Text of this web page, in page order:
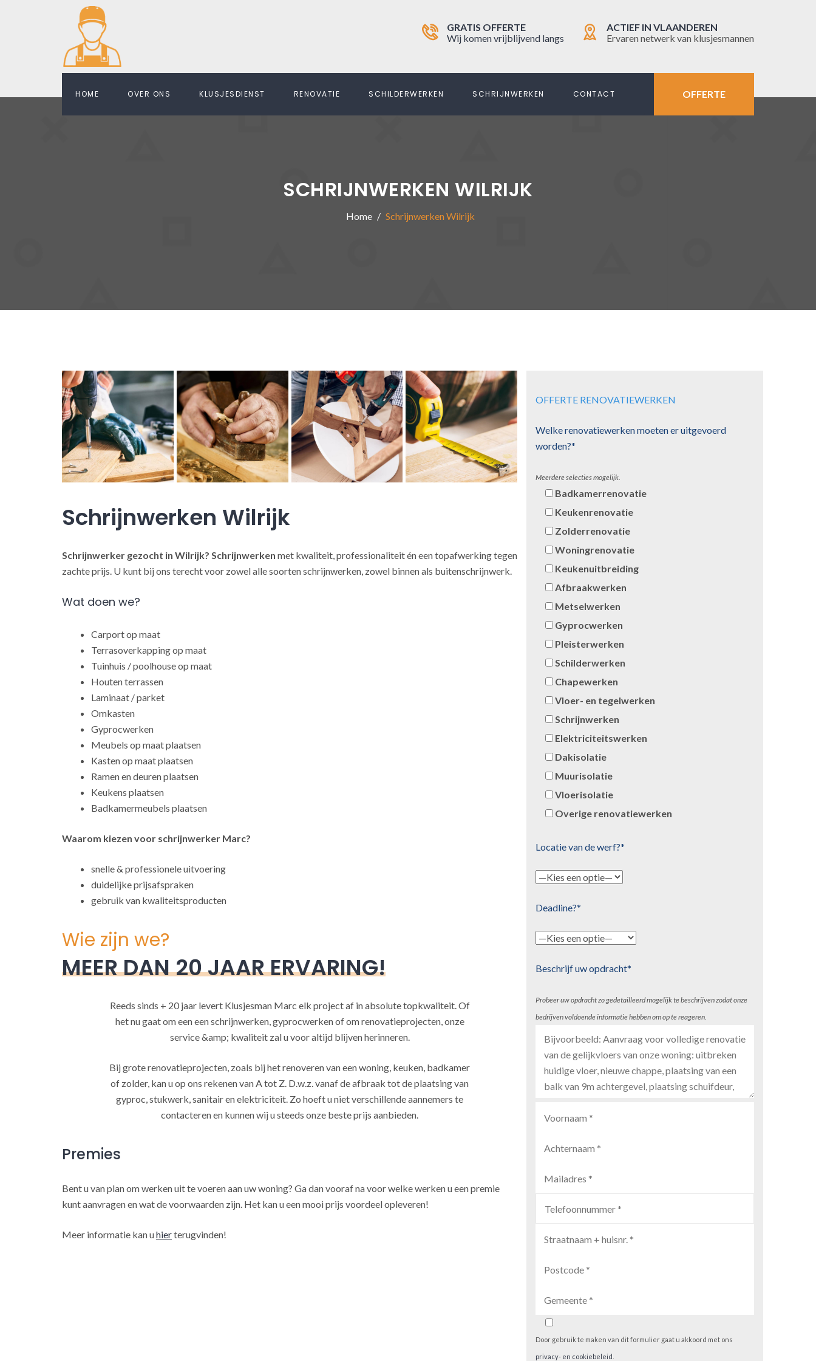
GRATIS OFFERTE
Wij komen vrijblijvend langs
ACTIEF IN VLAANDEREN
Ervaren netwerk van klusjesmannen
HOME OVER ONS KLUSJESDIENST RENOVATIE SCHILDERWERKEN SCHRIJNWERKEN CONTACT OFFERTE
SCHRIJNWERKEN WILRIJK
Home Schrijnwerken Wilrijk
Schrijnwerken Wilrijk
Schrijnwerker gezocht in Wilrijk? Schrijnwerken met kwaliteit, professionaliteit én een topafwerking tegen
zachte prijs. U kunt bij ons terecht voor zowel alle soorten schrijnwerken, zowel binnen als buitenschrijnwerk.
Wat doen we?
Carport op maat
Terrasoverkapping op maat
Tuinhuis / poolhouse op maat
Houten terrassen
Laminaat / parket
Omkasten
Gyprocwerken
Meubels op maat plaatsen
Kasten op maat plaatsen
Ramen en deuren plaatsen
Keukens plaatsen
Badkamermeubels plaatsen
Waarom kiezen voor schrijnwerker Marc?
snelle & professionele uitvoering
duidelijke prijsafspraken
gebruik van kwaliteitsproducten
Wie zijn we?
MEER DAN 20 JAAR ERVARING!
Reeds sinds + 20 jaar levert Klusjesman Marc elk project af in absolute topkwaliteit. Of
het nu gaat om een een schrijnwerken, gyprocwerken of om renovatieprojecten, onze
service &amp; kwaliteit zal u voor altijd blijven herinneren.
Bij grote renovatieprojecten, zoals bij het renoveren van een woning, keuken, badkamer
of zolder, kan u op ons rekenen van A tot Z. D.w.z. vanaf de afbraak tot de plaatsing van
gyproc, stukwerk, sanitair en elektriciteit. Zo hoeft u niet verschillende aannemers te
contacteren en kunnen wij u steeds onze beste prijs aanbieden.
Premies
Bent u van plan om werken uit te voeren aan uw woning? Ga dan vooraf na voor welke werken u een premie
kunt aanvragen en wat de voorwaarden zijn. Het kan u een mooi prijs voordeel opleveren!
Meer informatie kan uhierterugvinden!
OFFERTE RENOVATIEWERKEN
Welke renovatiewerken moeten er uitgevoerd
worden?*
Meerdere selecties mogelijk.
Badkamerrenovatie
Keukenrenovatie
Zolderrenovatie
Woningrenovatie
Keukenuitbreiding
Afbraakwerken
Metselwerken
Gyprocwerken
Pleisterwerken
Schilderwerken
Chapewerken
Vloer- en tegelwerken
Schrijnwerken
Elektriciteitswerken
Dakisolatie
Muurisolatie
Vloerisolatie
Overige renovatiewerken
Locatie van de werf?*
Deadline?*
Beschrijf uw opdracht*
Probeer uw opdracht zo gedetailleerd mogelijk te beschrijven zodat onze
bedrijven voldoende informatie hebben om op te reageren.
Door gebruik te maken van dit formulier gaat u akkoord met ons
privacy- en cookiebeleid